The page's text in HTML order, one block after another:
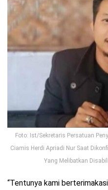
Foto: Ist/Sekretaris Persatuan
Ciamis Herdi Apriadi Nur Saat
Yang Melibatkan
“Tentunya kami